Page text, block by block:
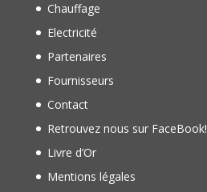
Chauffage
Electricité
Partenaires
Fournisseurs
Contact
Retrouvez nous sur FaceBook!
Livre d’Or
Mentions légales